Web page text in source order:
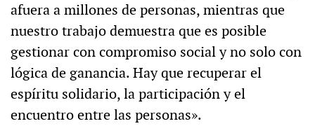
afuera a millones de personas, mientras que
nuestro trabajo demuestra que es posible
gestionar con compromiso social y no solo con
lógica de ganancia. Hay que recuperar el
espíritu solidario, la participación y el
encuentro entre las personas».